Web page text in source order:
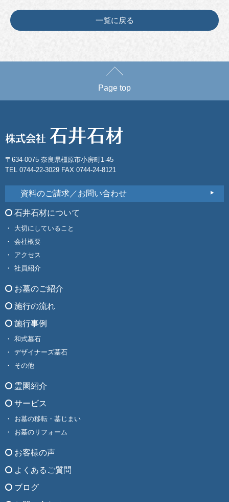
一覧に戻る
Page top
〒634-0075 奈良県橿原市小房町1-45
TEL 0744-22-3029 FAX 0744-24-8121
資料のご請求／お問い合わせ
石井石材について
大切にしていること
会社概要
アクセス
社員紹介
お墓のご紹介
施行の流れ
施行事例
和式墓石
デザイナーズ墓石
その他
霊園紹介
サービス
お墓の移転・墓じまい
お墓のリフォーム
お客様の声
よくあるご質問
ブログ